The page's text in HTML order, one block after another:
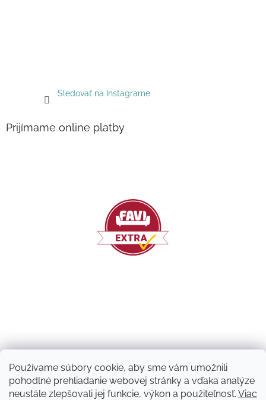
Používame súbory cookie, aby sme vám umožnili
pohodlné prehliadanie webovej stránky a vďaka analýze
neustále zlepšovali jej funkcie, výkon a použiteľnosť. Viac
Sledovať na Instagrame
Prijímame online platby